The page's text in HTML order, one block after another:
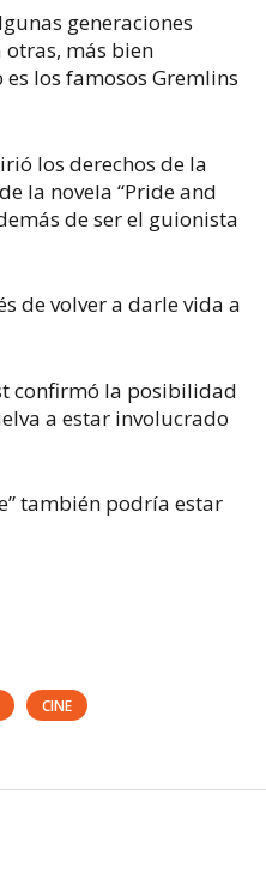
generaciones
más bien
los famosos Gremlins
los derechos de la
la novela “Pride and
de ser el guionista
de volver a darle vida a
confirmó la posibilidad
a estar involucrado
también podría estar
CINE